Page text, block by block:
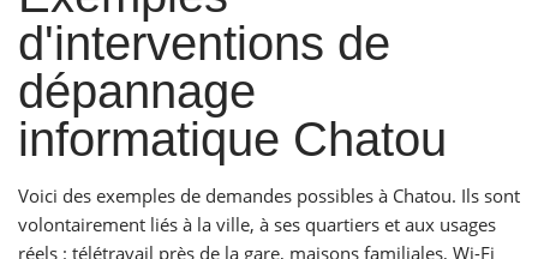
d'interventions de
dépannage
informatique Chatou
Voici des exemples de demandes possibles à Chatou. Ils sont
volontairement liés à la ville, à ses quartiers et aux usages
réels : télétravail près de la gare, maisons familiales, Wi-Fi